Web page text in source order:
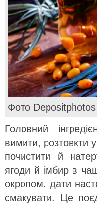
Фото Depositphotos
Головний
вимити, розтовкти
почистити й
ягоди й імбир в
окропом. дати
смакувати. Це